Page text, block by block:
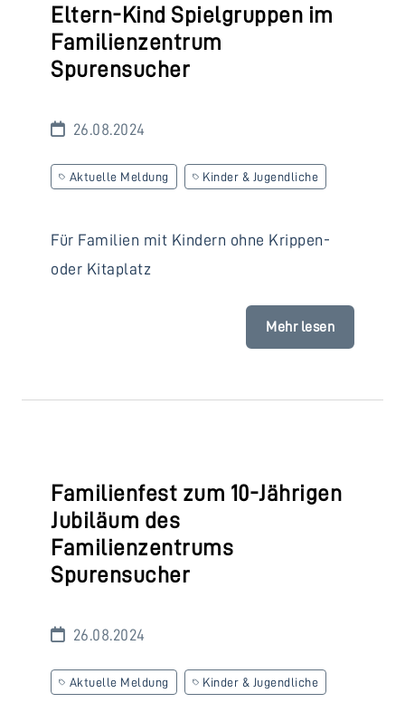
Eltern-Kind Spielgruppen im
Familienzentrum
Spurensucher
26.08.2024
Aktuelle Meldung Kinder & Jugendliche
Für Familien mit Kindern ohne Krippen-
oder Kitaplatz
Mehr lesen
Familienfest zum 10-Jährigen
Jubiläum des
Familienzentrums
Spurensucher
26.08.2024
Aktuelle Meldung Kinder & Jugendliche